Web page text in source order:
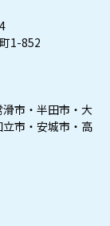
1-852
市・半田市・大
市・安城市・高